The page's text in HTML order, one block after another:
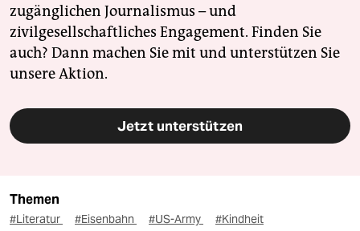
zugänglichen Journalismus – und
zivilgesellschaftliches Engagement. Finden Sie
auch? Dann machen Sie mit und unterstützen Sie
unsere Aktion.
Jetzt unterstützen
Themen
#Literatur #Eisenbahn #US-Army
#Kindheit